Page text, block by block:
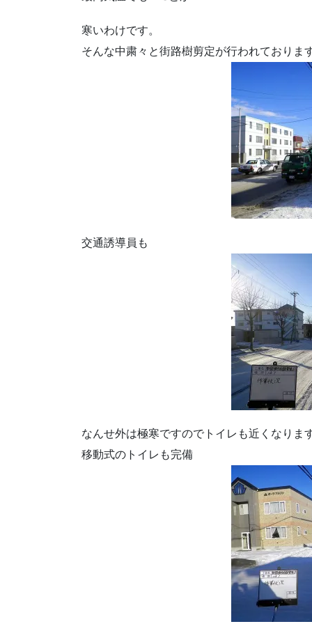
寒いわけです。
そんな中粛々と街路樹剪定が行われておりま
交通誘導員も
なんせ外は極寒ですのでトイレも近くなりま
移動式のトイレも完備